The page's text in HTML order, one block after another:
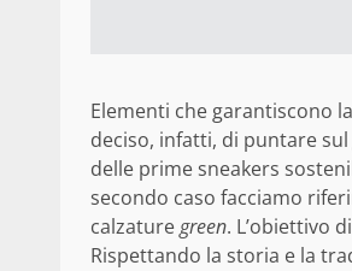
Elementi che garantiscono la
deciso, infatti, di puntare sul
delle prime sneakers
secondo caso facciamo
calzaturegreen. L’obiettivo
Rispettando la storia e la